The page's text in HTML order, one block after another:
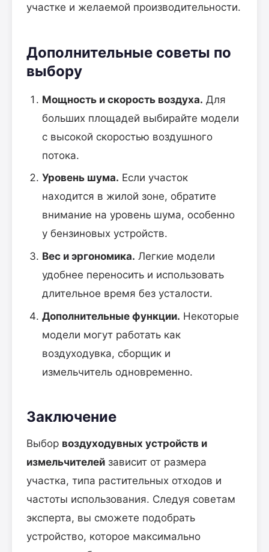
участке и желаемой производительности.
Дополнительные советы по
выбору
Мощность и скорость воздуха. Для
больших площадей выбирайте модели
с высокой скоростью воздушного
потока.
Уровень шума. Если участок
находится в жилой зоне, обратите
внимание на уровень шума, особенно
у бензиновых устройств.
Вес и эргономика. Легкие модели
удобнее переносить и использовать
длительное время без усталости.
Дополнительные функции. Некоторые
модели могут работать как
воздуходувка, сборщик и
измельчитель одновременно.
Заключение
Выбор воздуходувных устройств и
измельчителей зависит от размера
участка, типа растительных отходов и
частоты использования. Следуя советам
эксперта, вы сможете подобрать
устройство, которое максимально